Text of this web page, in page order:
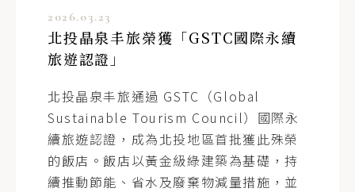
2026.03.23
北投晶泉丰旅榮獲「GSTC國際永續
旅遊認證」
北投晶泉丰旅通過 GSTC（Global
Sustainable Tourism Council）國際永
續旅遊認證，成為北投地區首批獲此殊榮
的飯店。飯店以黃金級綠建築為基礎，持
續推動節能、省水及廢棄物減量措施，並